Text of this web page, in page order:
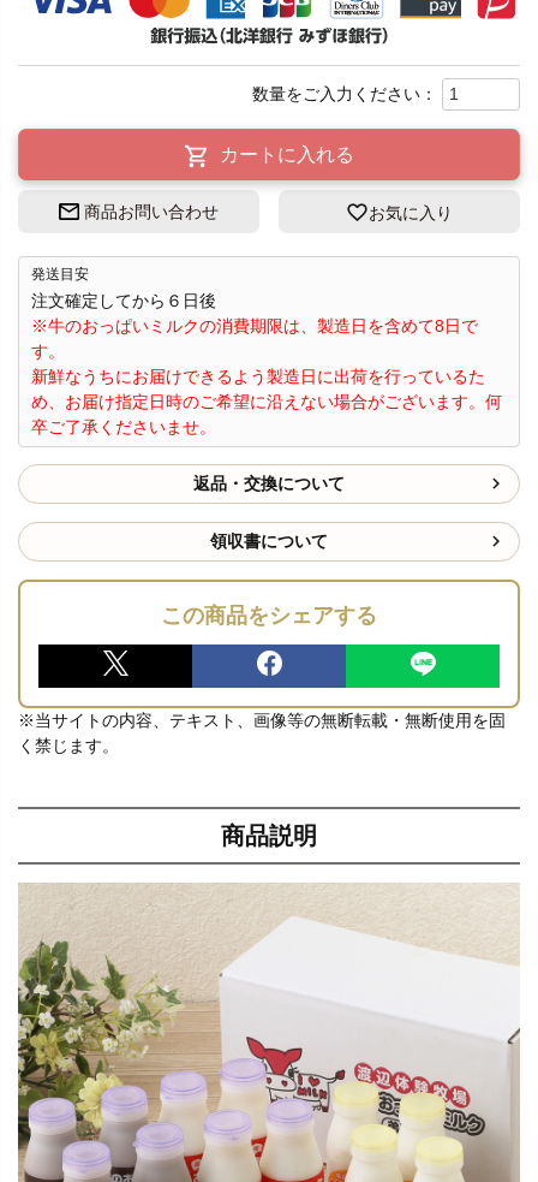
カートに入れる
商品お問い合わせ お気に入り
発送目安
注文確定してから６日後
※牛のおっぱいミルクの消費期限は、製造日を含めて8日で
す。
新鮮なうちにお届けできるよう製造日に出荷を行っているた
め、お届け指定日時のご希望に沿えない場合がございます。何
卒ご了承くださいませ。
返品・交換について
領収書について
この商品をシェアする
※当サイトの内容、テキスト、画像等の無断転載・無断使用を固
く禁じます。
商品説明